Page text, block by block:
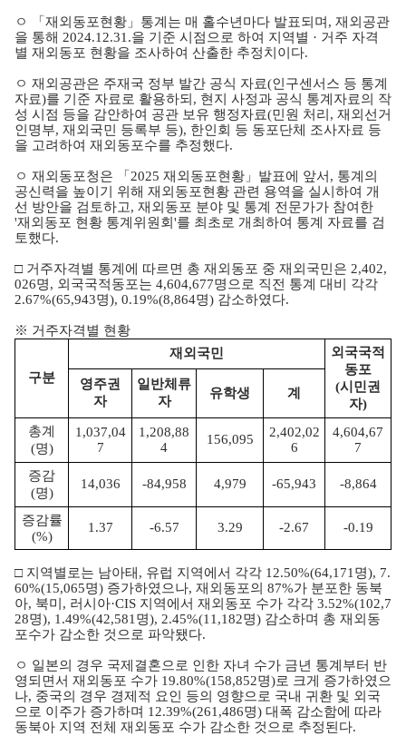
ㅇ 「재외동포현황」통계는 매 홀수년마다 발표되며, 재외공관
을 통해 2024.12.31.을 기준 시점으로 하여 지역별 · 거주 자격
별 재외동포 현황을 조사하여 산출한 추정치이다.
ㅇ 재외공관은 주재국 정부 발간 공식 자료(인구센서스 등 통계
자료)를 기준 자료로 활용하되, 현지 사정과 공식 통계자료의 작
성 시점 등을 감안하여 공관 보유 행정자료(민원 처리, 재외선거
인명부, 재외국민 등록부 등), 한인회 등 동포단체 조사자료 등
을 고려하여 재외동포수를 추정했다.
ㅇ 재외동포청은 「2025 재외동포현황」발표에 앞서, 통계의
공신력을 높이기 위해 재외동포현황 관련 용역을 실시하여 개
선 방안을 검토하고, 재외동포 분야 및 통계 전문가가 참여한
'재외동포 현황 통계위원회'를 최초로 개최하여 통계 자료를 검
토했다.
□ 거주자격별 통계에 따르면 총 재외동포 중 재외국민은 2,402,
026명, 외국국적동포는 4,604,677명으로 직전 통계 대비 각각
2.67%(65,943명), 0.19%(8,864명) 감소하였다.
※ 거주자격별 현황
구분
재외국민 외국국적
동포
(시민권
자)
영주권
자
일반체류
자
유학생 계
총계
(명)
1,037,04
7
1,208,88
4
156,095
2,402,02
6
4,604,67
7
증감
(명)
14,036 -84,958 4,979 -65,943 -8,864
증감률
(%)
1.37 -6.57 3.29 -2.67 -0.19
□ 지역별로는 남아태, 유럽 지역에서 각각 12.50%(64,171명), 7.
60%(15,065명) 증가하였으나, 재외동포의 87%가 분포한 동북
아, 북미, 러시아·CIS 지역에서 재외동포 수가 각각 3.52%(102,7
28명), 1.49%(42,581명), 2.45%(11,182명) 감소하며 총 재외동
포수가 감소한 것으로 파악됐다.
ㅇ 일본의 경우 국제결혼으로 인한 자녀 수가 금년 통계부터 반
영되면서 재외동포 수가 19.80%(158,852명)로 크게 증가하였으
나, 중국의 경우 경제적 요인 등의 영향으로 국내 귀환 및 외국
으로 이주가 증가하며 12.39%(261,486명) 대폭 감소함에 따라
동북아 지역 전체 재외동포 수가 감소한 것으로 추정된다.